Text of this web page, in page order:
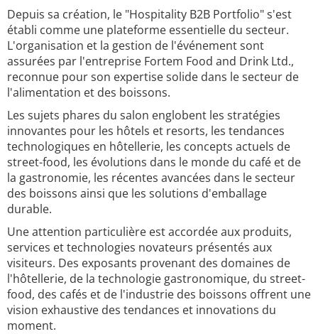
Depuis sa création, le "Hospitality B2B Portfolio" s'est
établi comme une plateforme essentielle du secteur.
L'organisation et la gestion de l'événement sont
assurées par l'entreprise Fortem Food and Drink Ltd.,
reconnue pour son expertise solide dans le secteur de
l'alimentation et des boissons.
Les sujets phares du salon englobent les stratégies
innovantes pour les hôtels et resorts, les tendances
technologiques en hôtellerie, les concepts actuels de
street-food, les évolutions dans le monde du café et de
la gastronomie, les récentes avancées dans le secteur
des boissons ainsi que les solutions d'emballage
durable.
Une attention particulière est accordée aux produits,
services et technologies novateurs présentés aux
visiteurs. Des exposants provenant des domaines de
l'hôtellerie, de la technologie gastronomique, du street-
food, des cafés et de l'industrie des boissons offrent une
vision exhaustive des tendances et innovations du
moment.